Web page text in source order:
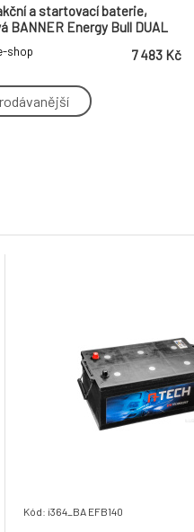
a startovací baterie,
BANNER Energy Bull DUAL
shop 7 483 Kč
680A, pravá BANNER
Kód: i364_BA EFB140